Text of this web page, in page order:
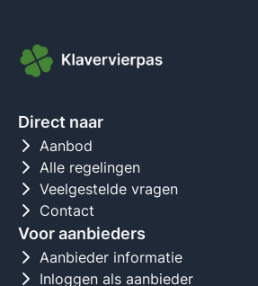
Direct naar
Aanbod
Alle regelingen
Veelgestelde vragen
Contact
Voor aanbieders
Aanbieder informatie
Inloggen als aanbieder